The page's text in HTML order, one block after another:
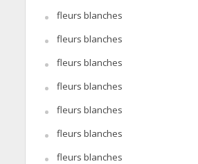
fleurs blanches
fleurs blanches
fleurs blanches
fleurs blanches
fleurs blanches
fleurs blanches
fleurs blanches